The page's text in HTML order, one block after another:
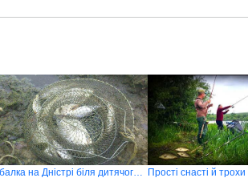
Рибалка на Дністрі біля дитячого лагера “Чайка”